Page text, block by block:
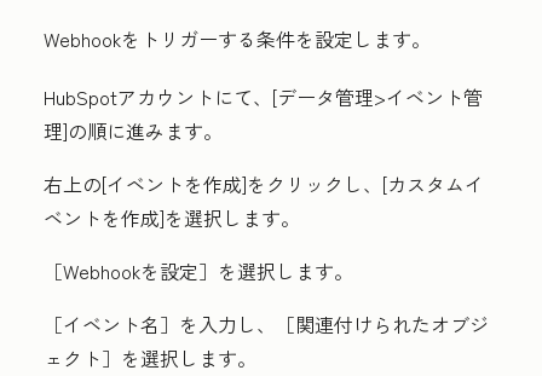
Webhookをトリガーする条件を設定します。
HubSpotアカウントにて、[データ管理>イベント管
理]の順に進みます。
右上の[イベントを作成]をクリックし、[カスタムイ
ベントを作成]を選択します。
［Webhookを設定］ を選択します。
［イベント名］ を入力し、［関連付けられたオブジ
ェクト］ を選択します。